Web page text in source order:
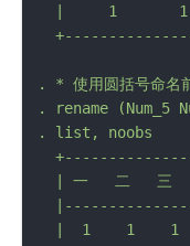
|     1
. * 使用圆括号命名
.
rename (Num_5
.
list,
noobs
一 二 三
|  1    1    1